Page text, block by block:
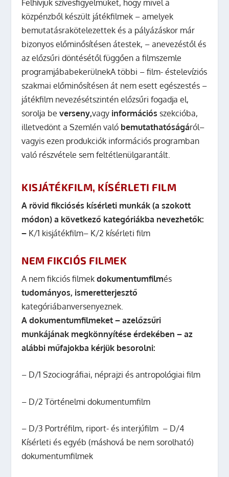
Felhívjuk szívesfigyelmüket, hogy mivel a
közpénzből készült játékfilmek – amelyek
bemutatásrakötelezettek és a pályázáskor már
bizonyos előminősítésen átestek, – anevezéstől és
az előzsűri döntésétől függően a filmszemle
programjábabekerülnekA többi – film- éstelevíziós
szakmai előminősítésen át nem esett egészestés –
játékfilm nevezésétszintén előzsűri fogadja el,
sorolja beverseny,vagy információs szekcióba,
illetvedönt a Szemlén való bemutathatóságáról–
vagyis ezen produkciók információs programban
való részvétele sem feltétlenülgarantált.
KISJÁTÉKFILM, KÍSÉRLETI FILM
A rövid fikciósés kísérleti munkák (a szokott
módon) a következő kategóriákba nevezhetők:
– K/1 kisjátékfilm– K/2 kísérleti film
NEM FIKCIÓS FILMEK
A nem fikciós filmekdokumentumfilmés
tudományos, ismeretterjesztő
kategóriábanversenyeznek.
A dokumentumfilmeket – azelőzsűri
munkájának megkönnyítése érdekében – az
alábbi műfajokba kérjük besorolni:
– D/1 Szociográfiai, néprajzi és antropológiai film
– D/2 Történelmi dokumentumfilm
– D/3 Portréfilm, riport- és interjúfilm – D/4
Kísérleti és egyéb (máshová be nem sorolható)
dokumentumfilmek